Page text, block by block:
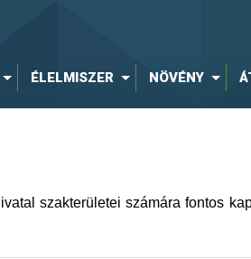
ÉLELMISZER NÖVÉNY
szakterületei számára fontos
(OMME)
(TTT)
Rendszer